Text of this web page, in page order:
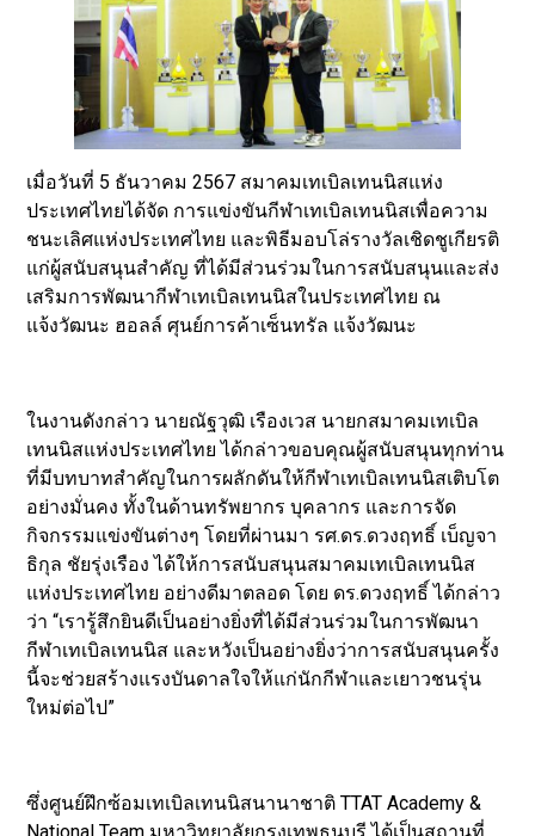
เมื่อวันที่ 5 ธันวาคม 2567 สมาคมเทเบิลเทนนิสแห่ง
ประเทศไทยได้จัด การแข่งขันกีฬาเทเบิลเทนนิสเพื่อความ
ชนะเลิศแห่งประเทศไทย และพิธีมอบโล่รางวัลเชิดชูเกียรติ
แก่ผู้สนับสนุนสำคัญ ที่ได้มีส่วนร่วมในการสนับสนุนและส่ง
เสริมการพัฒนากีฬาเทเบิลเทนนิสในประเทศไทย ณ
แจ้งวัฒนะ ฮอลล์ ศุนย์การค้าเซ็นทรัล แจ้งวัฒนะ
ในงานดังกล่าว นายณัฐวุฒิ เรืองเวส นายกสมาคมเทเบิล
เทนนิสแห่งประเทศไทย ได้กล่าวขอบคุณผู้สนับสนุนทุกท่าน
ที่มีบทบาทสำคัญในการผลักดันให้กีฬาเทเบิลเทนนิสเติบโต
อย่างมั่นคง ทั้งในด้านทรัพยากร บุคลากร และการจัด
กิจกรรมแข่งขันต่างๆ โดยที่ผ่านมา รศ.ดร.ดวงฤทธิ์ เบ็ญจา
ธิกุล ชัยรุ่งเรือง ได้ให้การสนับสนุนสมาคมเทเบิลเทนนิส
แห่งประเทศไทย อย่างดีมาตลอด โดย ดร.ดวงฤทธิ์ ได้กล่าว
ว่า “เรารู้สึกยินดีเป็นอย่างยิ่งที่ได้มีส่วนร่วมในการพัฒนา
กีฬาเทเบิลเทนนิส และหวังเป็นอย่างยิ่งว่าการสนับสนุนครั้ง
นี้จะช่วยสร้างแรงบันดาลใจให้แก่นักกีฬาและเยาวชนรุ่น
ใหม่ต่อไป”
ซึ่งศูนย์ฝึกซ้อมเทเบิลเทนนิสนานาชาติ TTAT Academy &
National Team มหาวิทยาลัยกรุงเทพธนบุรี ได้เป็นสถานที่